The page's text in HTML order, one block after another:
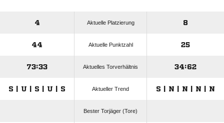
4 Aktuelle Platzierung 8
44 Aktuelle Punktzahl 25
73:33 Aktuelles Torverhältnis 34:62
S | U | S | U | S Aktueller Trend S | N | N | N | N
Bester Torjäger (Tore)